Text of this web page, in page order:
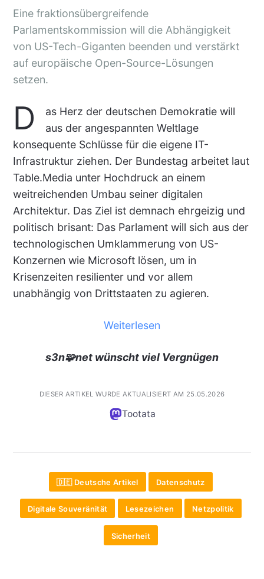
Eine fraktionsübergreifende
Parlamentskommission will die Abhängigkeit
von US-Tech-Giganten beenden und verstärkt
auf europäische Open-Source-Lösungen
setzen.
D
as Herz der deutschen Demokratie will
aus der angespannten Weltlage
konsequente Schlüsse für die eigene IT-
Infrastruktur ziehen. Der Bundestag arbeitet laut
Table.Media unter Hochdruck an einem
weitreichenden Umbau seiner digitalen
Architektur. Das Ziel ist demnach ehrgeizig und
politisch brisant: Das Parlament will sich aus der
technologischen Umklammerung von US-
Konzernen wie Microsoft lösen, um in
Krisenzeiten resilienter und vor allem
unabhängig von Drittstaaten zu agieren.
Weiterlesen
s3n🧩net wünscht viel Vergnügen
DIESER ARTIKEL WURDE AKTUALISIERT AM 25.05.2026
Tootata
🇩🇪 Deutsche Artikel Datenschutz
Digitale Souveränität Lesezeichen Netzpolitik
Sicherheit